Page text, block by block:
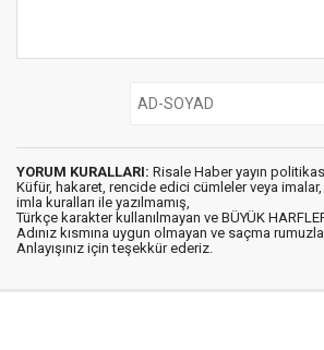
YORUM KURALLARI: Risale Haber yayın
Küfür, hakaret, rencide edici cümleler veya imalar,
imla kuralları ile yazılmamış,
Türkçe karakter kullanılmayan ve BÜYÜK
Adınız kısmına uygun olmayan ve saçma
Anlayışınız için teşekkür ederiz.